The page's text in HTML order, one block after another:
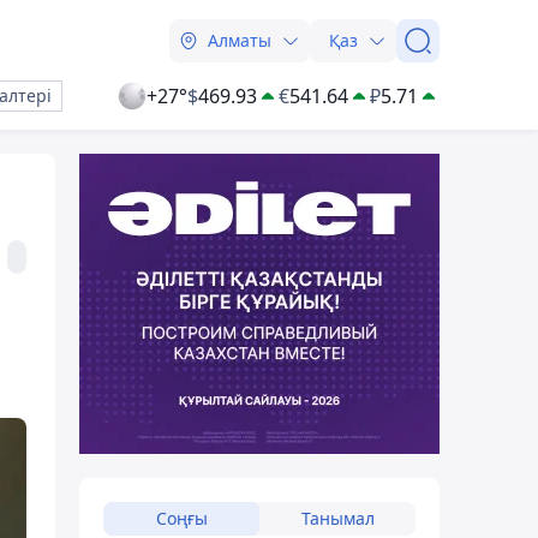
Алматы Қаз
+27°$469.93 €541.64 ₽5.71
Соңғы Танымал